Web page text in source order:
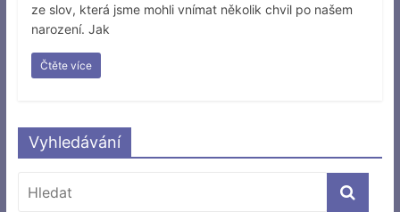
ze slov, která jsme mohli vnímat několik chvil po našem
narození. Jak
Čtěte více
Vyhledávání